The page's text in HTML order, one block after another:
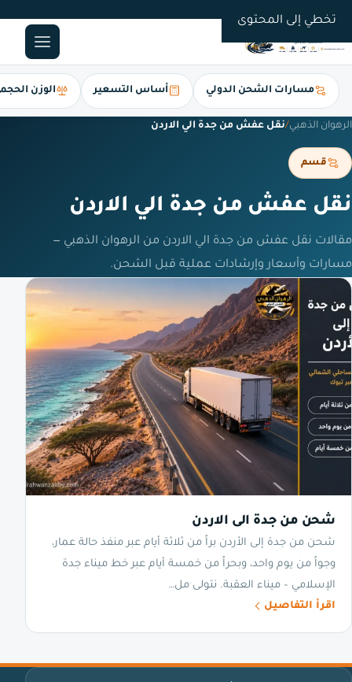
تخطي إلى المحتوى
مسارات الشحن الدولي أساس التسعير الوزن
الرهوان الذهبي/نقل عفش من جدة الي الاردن
قسم
نقل عفش من جدة الي الاردن
مقالات نقل عفش من جدة الي الاردن من الرهوان الذهبي —
مسارات وأسعار وإرشادات عملية قبل الشحن.
شحن من جدة الى الاردن
شحن من جدة إلى الأردن براً من ثلاثة أيام عبر منفذ حالة عمار،
وجواً من يوم واحد، وبحراً من خمسة أيام عبر خط ميناء جدة
الإسلامي – ميناء العقبة. نتولى مل…
اقرأ التفاصيل